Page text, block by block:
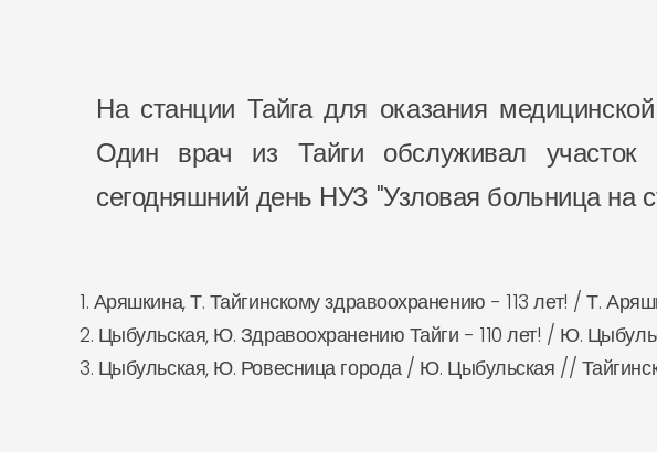
На станции Тайга для оказания
Один врач из Тайги обслуживал
сегодняшний день НУЗ "Узловая больница на
1. Аряшкина, Т. Тайгинскому здравоохранению - 113 лет! / Т.
2. Цыбульская, Ю. Здравоохранению Тайги - 110 лет! / Ю.
3. Цыбульская, Ю. Ровесница города / Ю. Цыбульская //